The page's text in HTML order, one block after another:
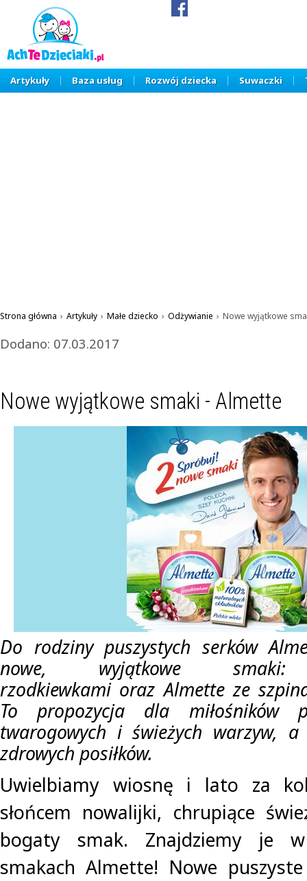
Artykuły Baza usług Rozwój dziecka Suwaczki
Strona główna › Artykuły › Małe dziecko › Odżywianie › Nowe wyjątkowe
Dodano: 07.03.2017
Nowe wyjątkowe smaki - Almette
Do rodziny puszystych serków
nowe, wyjątkowe
rzodkiewkami oraz Almette ze
To propozycja dla miłośników
twarogowych i świeżych warzyw,
zdrowych posiłków.
Uwielbiamy wiosnę i lato za
słońcem nowalijki, chrupiące
bogaty smak. Znajdziemy je
smakach Almette! Nowe